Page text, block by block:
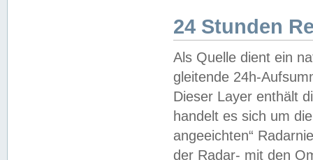
24 Stunden
Als Quelle dient ein
gleitende 24h-
Dieser Layer enthält
handelt es sich um
angeeichten“
der Radar- mit den